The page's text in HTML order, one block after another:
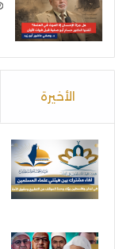
الأخيرة